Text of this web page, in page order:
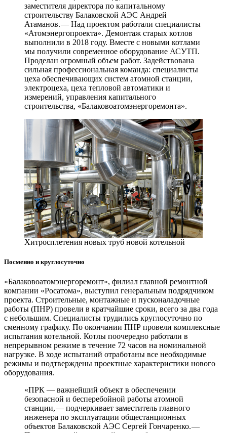
заместителя директора по капитальному
строительству Балаковской АЭС Андрей
Атаманов. — Над проектом работали специалисты
«Атомэнергопроекта». Демонтаж старых котлов
выполнили в 2018 году. Вместе с новыми котлами
мы получили современное оборудование АСУТП.
Проделан огромный объем работ. Задействована
сильная профессиональная команда: специалисты
цеха обеспечивающих систем атомной станции,
электроцеха, цеха тепловой автоматики и
измерений, управления капитального
строительства, «Балаковоатомэнергоремонта».
Хитроспле­тения новых труб новой котельной
Посменно и круглосуточно
«Балаковоатомэнергоремонт», филиал главной ремонтной
компании «Росатома», выступил генеральным подрядчиком
проекта. Строительные, монтажные и пусконаладочные
работы (ПНР) провели в кратчайшие сроки, всего за два года
с небольшим. Специалисты трудились круглосуточно по
сменному графику. По окончании ПНР провели комплексные
испытания котельной. Котлы поочередно работали в
непрерывном режиме в течение 72 часов на номинальной
нагрузке. В ходе испытаний отработаны все необходимые
режимы и подтверждены проектные характеристики нового
оборудования.
«ПРК — важнейший объект в обеспечении
безопасной и бесперебойной работы атомной
станции, — подчеркивает заместитель главного
инженера по эксплуатации общестанционных
объектов Балаковской АЭС Сергей Гончаренко. —